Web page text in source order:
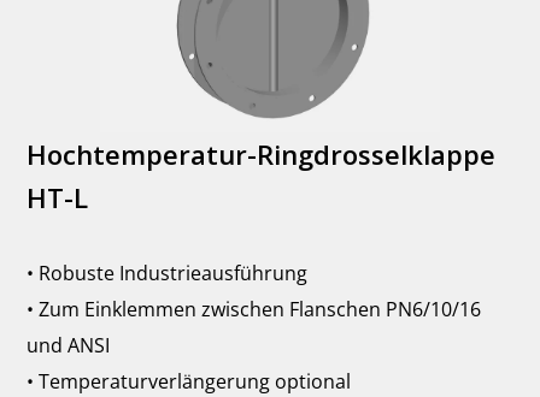
Hochtemperatur-Ringdrosselklappe
HT-L
• Robuste Industrieausführung
• Zum Einklemmen zwischen Flanschen PN6/10/16
und ANSI
• Temperaturverlängerung optional